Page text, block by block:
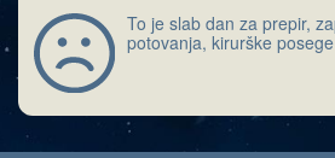
To je slab dan za prepir,
potovanja, kirurške posege